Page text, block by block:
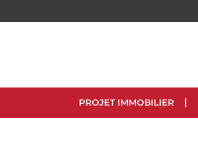
PROJET IMMOBILIER